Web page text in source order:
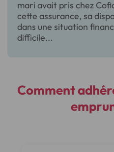
mari avait pris chez
cette assurance, sa
dans une situation
difficile...
Comment